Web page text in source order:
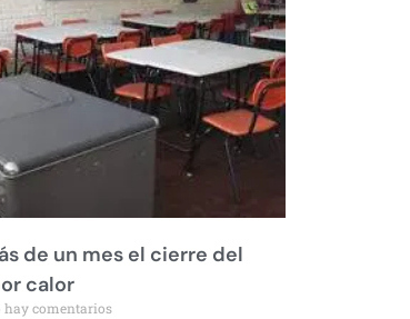
de un mes el cierre del
calor
hay comentarios